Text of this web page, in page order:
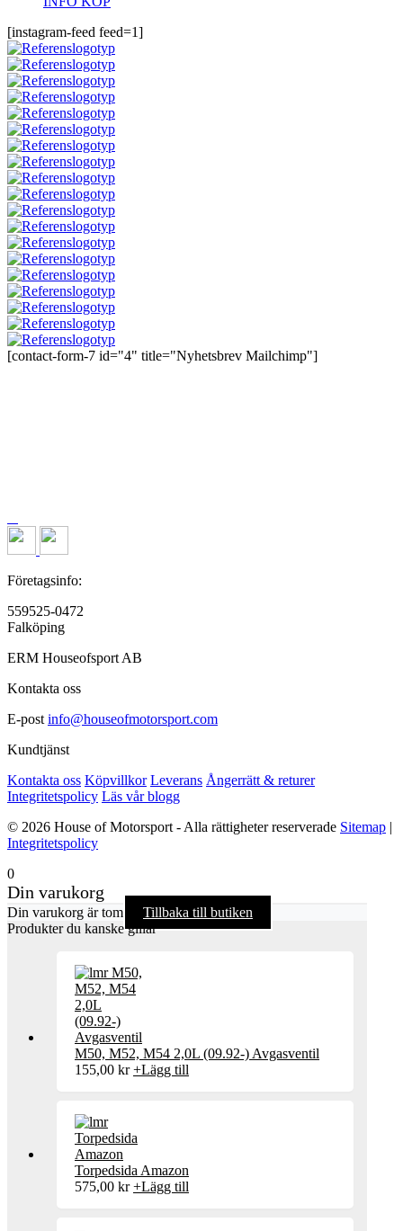
[instagram-feed feed=1]
[contact-form-7 id="4" title="Nyhetsbrev Mailchimp"]
Företagsinfo:
559525-0472
Falköping
ERM Houseofsport AB
Kontakta oss
E-post info@houseofmotorsport.com
Kundtjänst
Kontakta oss Köpvillkor Leverans Ångerrätt & returer
Integritetspolicy Läs vår blogg
© 2026 House of Motorsport - Alla rättigheter reserverade Sitemap |
Integritetspolicy
0
Din varukorg
Din varukorg är tom
Tillbaka till butiken
Produkter du kanske gillar
M50, M52, M54 2,0L (09.92-) Avgasventil
155,00 kr +Lägg till
Torpedsida Amazon
575,00 kr +Lägg till